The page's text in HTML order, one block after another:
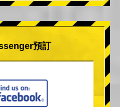
預訂